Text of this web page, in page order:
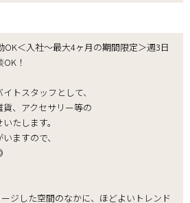
＜入社～最大4ヶ月の期間限定＞週3日
！
トスタッフとして、
、アクセサリー等の
たします。
ますので、
ジした空間のなかに、ほどよいトレンド